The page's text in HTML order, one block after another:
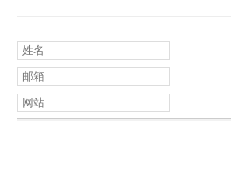
姓名
邮箱
网站